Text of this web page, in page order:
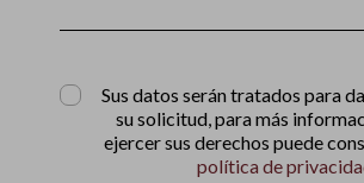
Sus datos serán tratados para
su solicitud, para más
ejercer sus derechos puede
política de